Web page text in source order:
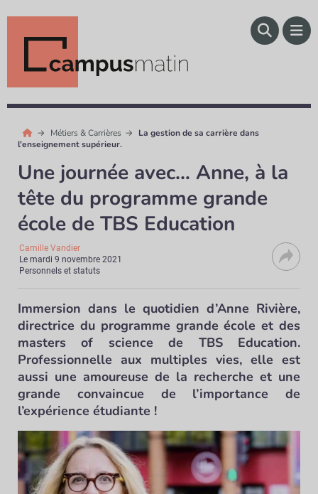
Métiers & Carrières
La gestion de sa carrière dans
l'enseignement supérieur.
Une journée avec… Anne, à la
tête du programme grande
école de TBS Education
Camille Vandier
Lemardi 9 novembre 2021
Personnels et statuts
Immersion dans le quotidien d’Anne Rivière,
directrice du programme grande école et des
masters of science de TBS Education.
Professionnelle aux multiples vies, elle est
aussi une amoureuse de la recherche et une
grande convaincue de l’importance de
l’expérience étudiante !